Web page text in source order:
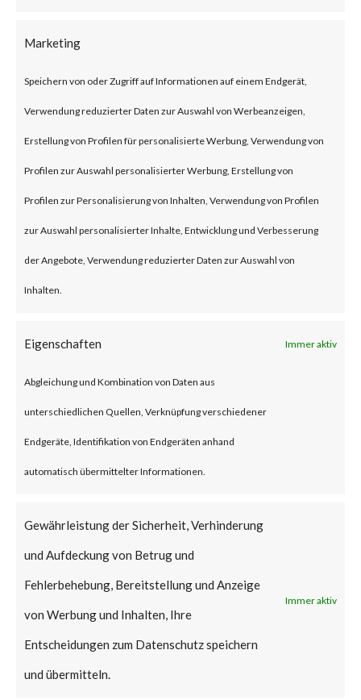
Marketing
Speichern von oder Zugriff auf Informationen auf einem Endgerät,
Verwendung reduzierter Daten zur Auswahl von Werbeanzeigen,
Erstellung von Profilen für personalisierte Werbung, Verwendung von
Profilen zur Auswahl personalisierter Werbung, Erstellung von
Profilen zur Personalisierung von Inhalten, Verwendung von Profilen
zur Auswahl personalisierter Inhalte, Entwicklung und Verbesserung
der Angebote, Verwendung reduzierter Daten zur Auswahl von
Inhalten.
Eigenschaften Immer aktiv
Abgleichung und Kombination von Daten aus
unterschiedlichen Quellen, Verknüpfung verschiedener
Endgeräte, Identifikation von Endgeräten anhand
automatisch übermittelter Informationen.
Gewährleistung der Sicherheit, Verhinderung
und Aufdeckung von Betrug und
Fehlerbehebung, Bereitstellung und Anzeige
von Werbung und Inhalten, Ihre
Entscheidungen zum Datenschutz speichern
und übermitteln.
Immer aktiv
the same filename. Opening
(some refer to this as “viewing”)
the file launches a malicious
script in the folder.
Why is this Significant?
This is significant because
WinRAR is widely used and CVE-
exploited as a 0-day in April
malware families have
reportedly been deployed.
FortiGuard Labs strongly
recommends all users of
What is the Vendor Solution?
The vendor has released